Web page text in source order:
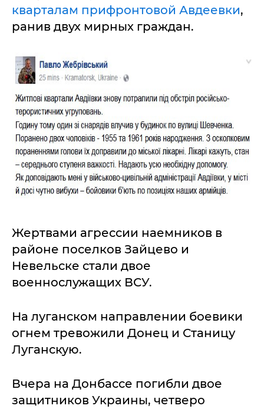
кварталам прифронтовой Авдеевки,
ранив двух мирных граждан.
Жертвами агрессии наемников в
районе поселков Зайцево и
Невельске стали двое
военнослужащих ВСУ.
На луганском направлении боевики
огнем тревожили Донец и Станицу
Луганскую.
Вчера на Донбассе погибли двое
защитников Украины, четверо